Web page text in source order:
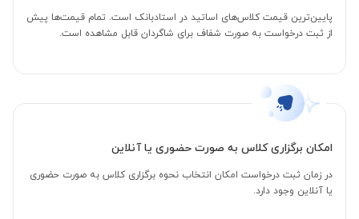
پایین‌ترین قیمت کلاس‌های اساتید در استادبانک است. تمام قیمت‌ها پیش
از ثبت درخواست به صورت شفاف برای شاگردان قابل مشاهده است.
امکان برگزاری کلاس به صورت حضوری یا آنلاین
در زمان ثبت درخواست امکان انتخاب نحوه برگزاری کلاس به صورت حضوری
یا آنلاین وجود دارد.